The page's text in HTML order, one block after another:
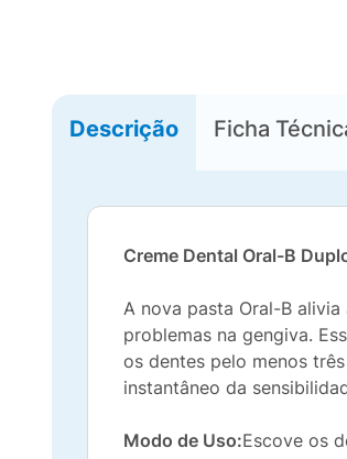
Descrição Ficha
Creme Dental Oral-B
A nova pasta Oral-B
problemas na gengiva.
os dentes pelo menos
instantâneo da
Modo de Uso:Escove os